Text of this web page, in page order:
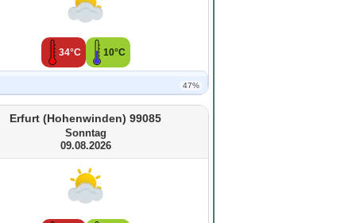
34°C 10°C
47%
Erfurt (Hohenwinden) 99085
Sonntag
09.08.2026